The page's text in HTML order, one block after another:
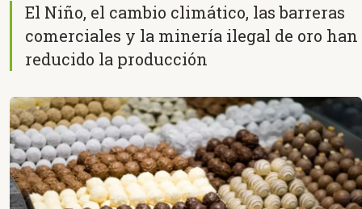
El Niño, el cambio climático, las barreras
comerciales y la minería ilegal de oro han
reducido la producción